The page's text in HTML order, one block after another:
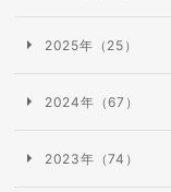
2025年（25）
2024年（67）
2023年（74）